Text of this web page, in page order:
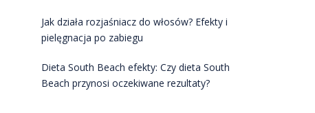
Jak działa rozjaśniacz do włosów? Efekty i
pielęgnacja po zabiegu
Dieta South Beach efekty: Czy dieta South
Beach przynosi oczekiwane rezultaty?